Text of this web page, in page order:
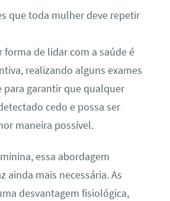
que toda mulher deve repetir
forma de lidar com a saúde é
realizando alguns exames
para garantir que qualquer
cedo e possa ser
maneira possível.
essa abordagem
ainda mais necessária. As
desvantagem fisiológica,